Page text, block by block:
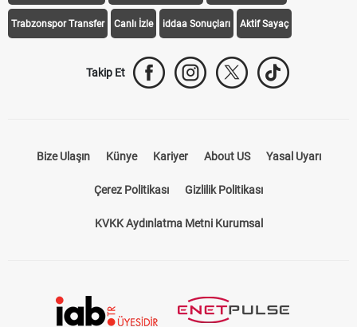
Galatasaray Transfer Fenerbahçe Transfer Beşiktaş Transfer
Trabzonspor Transfer Canlı İzle iddaa Sonuçları Aktif Sayaç